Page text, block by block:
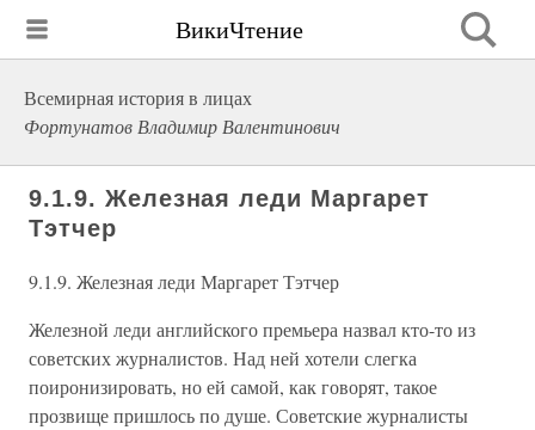
ВикиЧтение
Всемирная история в лицах
Фортунатов Владимир Валентинович
9.1.9. Железная леди Маргарет
Тэтчер
9.1.9. Железная леди Маргарет Тэтчер
Железной леди английского премьера назвал кто-то из
советских журналистов. Над ней хотели слегка
поиронизировать, но ей самой, как говорят, такое
прозвище пришлось по душе. Советские журналисты